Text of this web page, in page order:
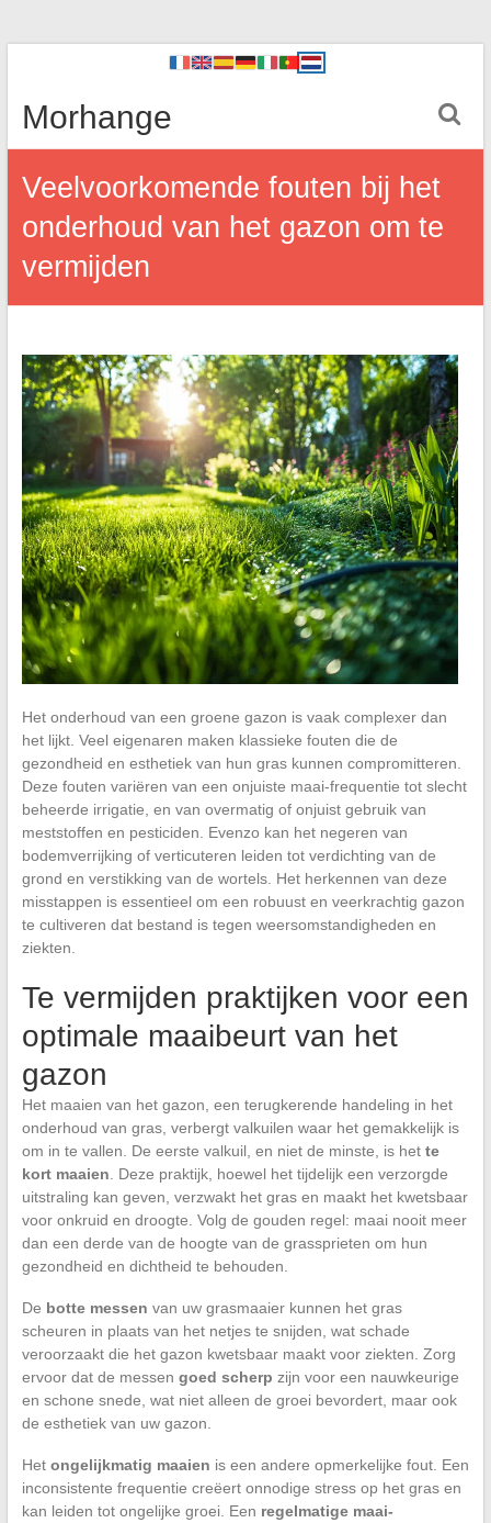
Morhange
Veelvoorkomende fouten bij het
onderhoud van het gazon om te
vermijden
Het onderhoud van een groene gazon is vaak complexer dan
het lijkt. Veel eigenaren maken klassieke fouten die de
gezondheid en esthetiek van hun gras kunnen compromitteren.
Deze fouten variëren van een onjuiste maai-frequentie tot slecht
beheerde irrigatie, en van overmatig of onjuist gebruik van
meststoffen en pesticiden. Evenzo kan het negeren van
bodemverrijking of verticuteren leiden tot verdichting van de
grond en verstikking van de wortels. Het herkennen van deze
misstappen is essentieel om een robuust en veerkrachtig gazon
te cultiveren dat bestand is tegen weersomstandigheden en
ziekten.
Te vermijden praktijken voor een
optimale maaibeurt van het
gazon
Het maaien van het gazon, een terugkerende handeling in het
onderhoud van gras, verbergt valkuilen waar het gemakkelijk is
om in te vallen. De eerste valkuil, en niet de minste, is het te
kort maaien . Deze praktijk, hoewel het tijdelijk een verzorgde
uitstraling kan geven, verzwakt het gras en maakt het kwetsbaar
voor onkruid en droogte. Volg de gouden regel: maai nooit meer
dan een derde van de hoogte van de grassprieten om hun
gezondheid en dichtheid te behouden.
De botte messen van uw grasmaaier kunnen het gras
scheuren in plaats van het netjes te snijden, wat schade
veroorzaakt die het gazon kwetsbaar maakt voor ziekten. Zorg
ervoor dat de messen goed scherp zijn voor een nauwkeurige
en schone snede, wat niet alleen de groei bevordert, maar ook
de esthetiek van uw gazon.
Het ongelijkmatig maaien is een andere opmerkelijke fout. Een
inconsistente frequentie creëert onnodige stress op het gras en
kan leiden tot ongelijke groei. Een regelmatige maai-